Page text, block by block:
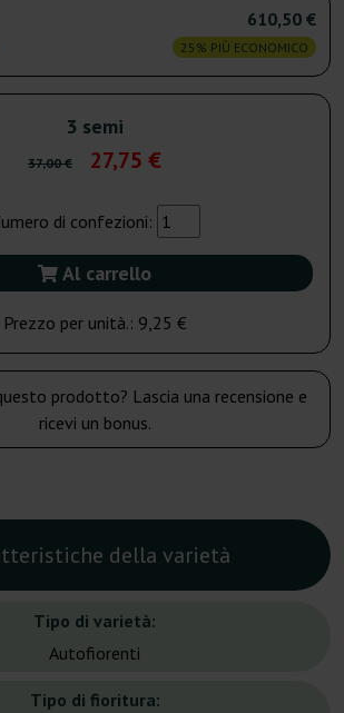
610,50 €
25% PIÙ ECONOMICO
3 semi
37,00 € 27,75 €
di confezioni:
Al carrello
Prezzo per unità.: 9,25 €
prodotto? Lascia una recensione e
ricevi un bonus.
della varietà
Tipo di varietà:
Autofiorenti
Tipo di fioritura: